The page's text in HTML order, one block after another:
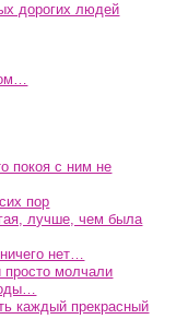
дорогих людей
покоя с ним не
пор
лучше, чем была
нет…
просто молчали
каждый прекрасный